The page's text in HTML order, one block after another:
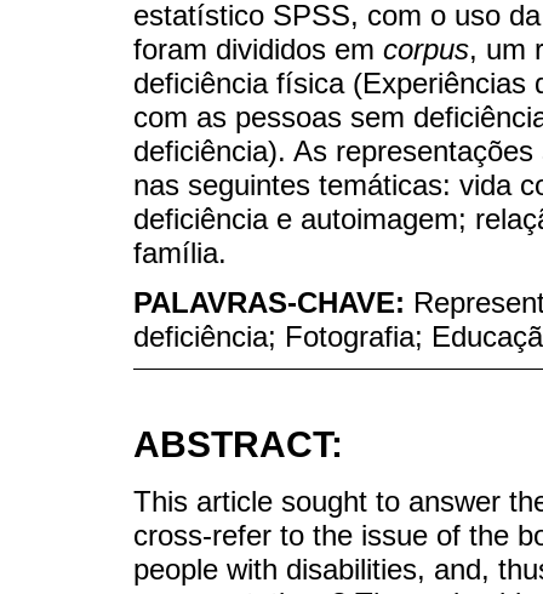
estatístico SPSS, com o uso
foram divididos em corpus, um
deficiência física (Experiências
com as pessoas sem
deficiência). As
nas seguintes temáticas: vida
deficiência e autoimagem;
família.
PALAVRAS-CHAVE:
deficiência; Fotografia;
ABSTRACT:
This article sought to answer
cross-refer to the issue of the
people with disabilities, and,